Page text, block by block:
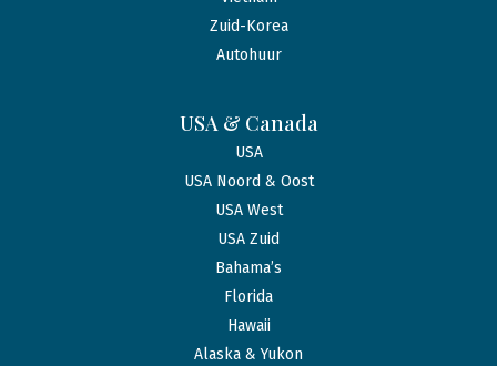
Zuid-Korea
Autohuur
USA & Canada
USA
USA Noord & Oost
USA West
USA Zuid
Bahama’s
Florida
Hawaii
Alaska & Yukon